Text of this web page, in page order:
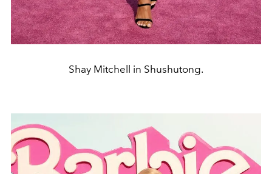
Shay Mitchell in Shushutong.